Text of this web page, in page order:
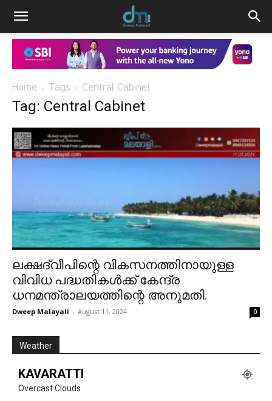
Home Tags Central Cabinet
Tag: Central Cabinet
ലക്ഷദ്വീപിന്റെ വികസനത്തിനായുള്ള
വിവിധ പദ്ധതികൾക്ക് കേന്ദ്ര
ധനമന്ത്രാലയത്തിന്റെ അനുമതി.
Dweep Malayali - August 11, 2024 0
Weather
KAVARATTI
Overcast Clouds